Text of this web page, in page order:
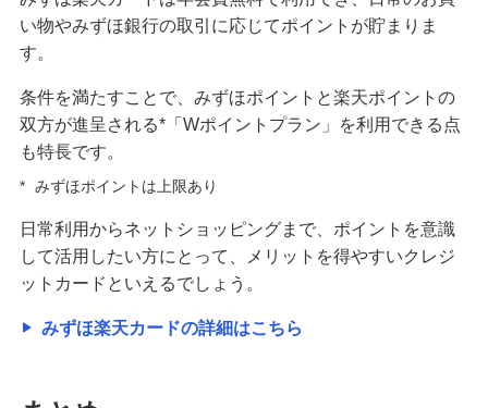
い物やみずほ銀行の取引に応じてポイントが貯まりま
す。
条件を満たすことで、みずほポイントと楽天ポイントの
双方が進呈される*「Wポイントプラン」を利用できる点
も特長です。
* みずほポイントは上限あり
日常利用からネットショッピングまで、ポイントを意識
して活用したい方にとって、メリットを得やすいクレジ
ットカードといえるでしょう。
みずほ楽天カードの詳細はこちら